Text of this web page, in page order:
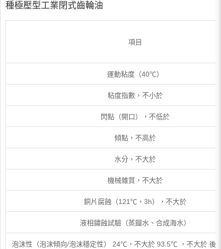
種極壓型工業閉式齒輪油
項目
運動粘度（40℃）
粘度指數，不小於
閃點（開口），不低於
傾點，不高於
水分，不大於
機械雜質，不大於
銅片腐蝕（121℃，3h），不大於
液相鏽蝕試驗（蒸餾水、合成海水）
泡沫性（泡沫傾向/泡沫穩定性） 24℃，不大於 93.5℃ ，不大於 後